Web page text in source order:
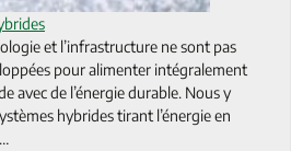
et l’infrastructure ne sont pas
pour alimenter intégralement
avec de l’énergie durable. Nous y
hybrides tirant l’énergie en